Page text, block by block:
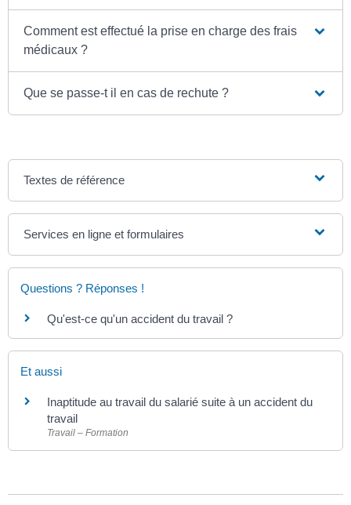
Comment est effectué la prise en charge des frais
médicaux ?
Que se passe-t il en cas de rechute ?
Textes de référence
Services en ligne et formulaires
Questions ? Réponses !
Qu'est-ce qu'un accident du travail ?
Et aussi
Inaptitude au travail du salarié suite à un accident du
travail
Travail – Formation